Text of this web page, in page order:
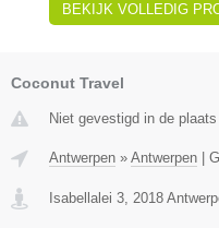
BEKIJK VOLLEDIG
Coconut Travel
Niet gevestigd in de
Antwerpen » Antwerpen
Isabellalei 3 2018